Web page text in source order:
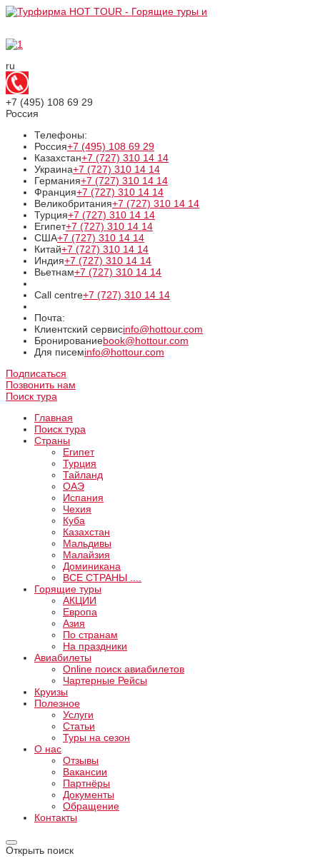
ru
+7 (495) 108 69 29
Россия
Телефоны:
Россия+7 (495) 108 69 29
Казахстан+7 (727) 310 14 14
Украина+7 (727) 310 14 14
Германия+7 (727) 310 14 14
Франция+7 (727) 310 14 14
Великобритания+7 (727) 310 14 14
Турция+7 (727) 310 14 14
Египет+7 (727) 310 14 14
США+7 (727) 310 14 14
Китай+7 (727) 310 14 14
Индия+7 (727) 310 14 14
Вьетнам+7 (727) 310 14 14
Call centre+7 (727) 310 14 14
Почта:
Клиентский сервисinfo@hottour.com
Бронированиеbook@hottour.com
Для писемinfo@hottour.com
Подписаться
Позвонить нам
Поиск тура
Главная
Поиск тура
Страны
Египет
Турция
Тайланд
ОАЭ
Испания
Чехия
Куба
Казахстан
Мальдивы
Малайзия
Доминикана
ВCE СТРАНЫ ....
Горящие туры
АКЦИИ
Европа
Азия
По странам
На праздники
Авиабилеты
Online поиск авиабилетов
Чартерные Рейсы
Круизы
Полезное
Услуги
Статьи
Туры на сезон
О нас
Отзывы
Вакансии
Партнёры
Документы
Обращение
Контакты
Открыть поиск